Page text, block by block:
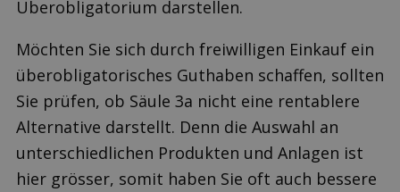
Überobligatorium darstellen.
Möchten Sie sich durch freiwilligen Einkauf ein
überobligatorisches Guthaben schaffen, sollten
Sie prüfen, ob Säule 3a nicht eine rentablere
Alternative darstellt. Denn die Auswahl an
unterschiedlichen Produkten und Anlagen ist
hier grösser, somit haben Sie oft auch bessere